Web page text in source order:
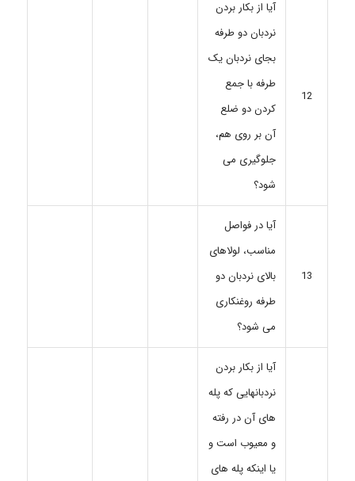
12
آیا از بکار بردن
نردبان دو طرفه
بجای نردبان یک
طرفه با جمع
کردن دو ضلع
آن بر روی هم،
جلوگیری می
شود؟
13
آیا در فواصل
مناسب، لولاهای
بالای نردبان دو
طرفه روغنکاری
می شود؟
آیا از بکار بردن
نردبانهایی که پله
های آن در رفته
و معیوب است و
یا اینکه پله های